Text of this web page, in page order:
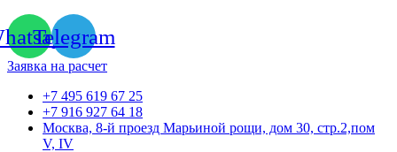
Telegram
Заявка на расчет
+7 495 619 67 25
+7 916 927 64 18
Москва, 8-й проезд Марьиной рощи, дом 30, стр.2,пом
V, IV